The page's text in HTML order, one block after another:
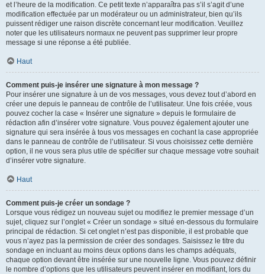
et l’heure de la modification. Ce petit texte n’apparaîtra pas s’il s’agit d’une
modification effectuée par un modérateur ou un administrateur, bien qu’ils
puissent rédiger une raison discrète concernant leur modification. Veuillez
noter que les utilisateurs normaux ne peuvent pas supprimer leur propre
message si une réponse a été publiée.
Haut
Comment puis-je insérer une signature à mon message ?
Pour insérer une signature à un de vos messages, vous devez tout d’abord en
créer une depuis le panneau de contrôle de l’utilisateur. Une fois créée, vous
pouvez cocher la case « Insérer une signature » depuis le formulaire de
rédaction afin d’insérer votre signature. Vous pouvez également ajouter une
signature qui sera insérée à tous vos messages en cochant la case appropriée
dans le panneau de contrôle de l’utilisateur. Si vous choisissez cette dernière
option, il ne vous sera plus utile de spécifier sur chaque message votre souhait
d’insérer votre signature.
Haut
Comment puis-je créer un sondage ?
Lorsque vous rédigez un nouveau sujet ou modifiez le premier message d’un
sujet, cliquez sur l’onglet « Créer un sondage » situé en-dessous du formulaire
principal de rédaction. Si cet onglet n’est pas disponible, il est probable que
vous n’ayez pas la permission de créer des sondages. Saisissez le titre du
sondage en incluant au moins deux options dans les champs adéquats,
chaque option devant être insérée sur une nouvelle ligne. Vous pouvez définir
le nombre d’options que les utilisateurs peuvent insérer en modifiant, lors du